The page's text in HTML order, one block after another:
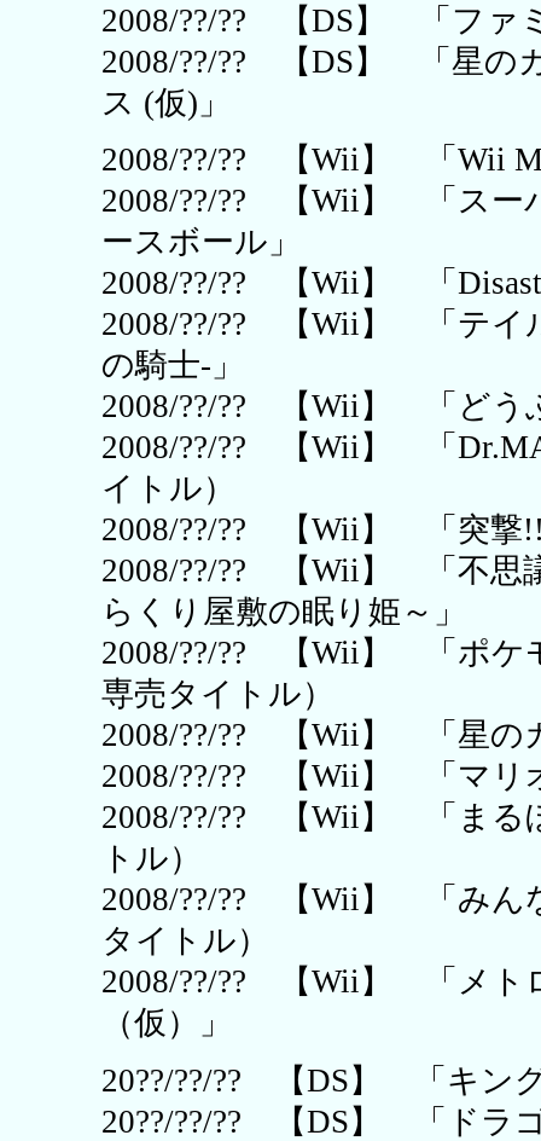
2008/??/?? 【DS】 「ファ
2008/??/?? 【DS】 「星の
ス (仮)」
2008/??/?? 【Wii】 「Wii
2008/??/?? 【Wii】 「スー
ースボール」
2008/??/?? 【Wii】 「
2008/??/?? 【Wii】 「テイ
の騎士-」
2008/??/?? 【Wii】 「どう
2008/??/?? 【Wii】 「
イトル）
2008/??/?? 【Wii】 「突撃
2008/??/?? 【Wii】 「不思
らくり屋敷の眠り姫～」
2008/??/?? 【Wii】 「ポケ
専売タイトル）
2008/??/?? 【Wii】 「星の
2008/??/?? 【Wii】 「マリ
2008/??/?? 【Wii】 「まる
トル）
2008/??/?? 【Wii】 「みん
タイトル）
2008/??/?? 【Wii】 「メト
（仮）」
20??/??/?? 【DS】 「キン
20??/??/?? 【DS】 「ドラ